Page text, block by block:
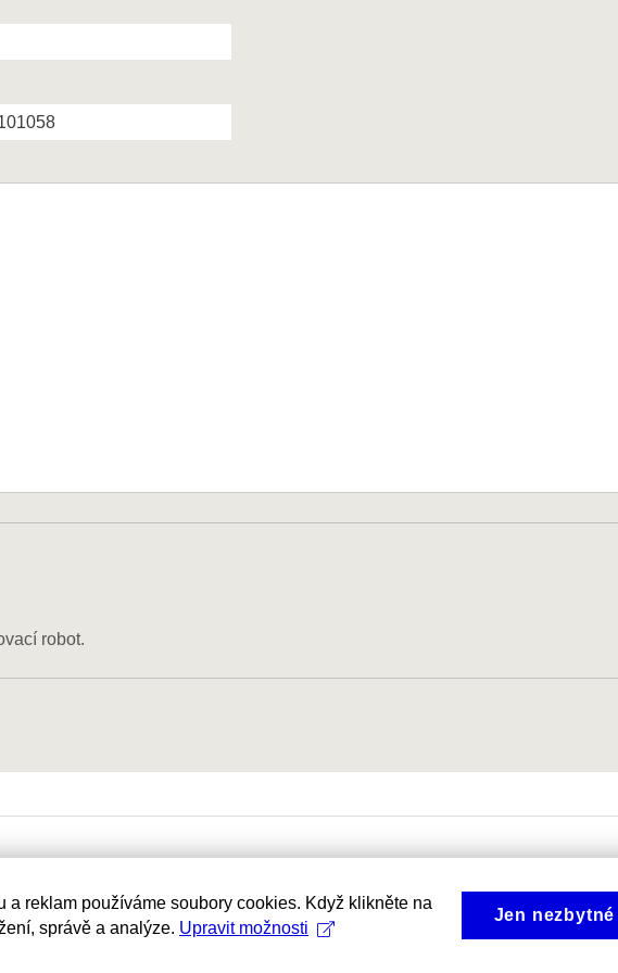
robot.
reklam používáme soubory cookies. Když klikněte na
správě a analýze. Upravit možnosti
Jen nezbytné